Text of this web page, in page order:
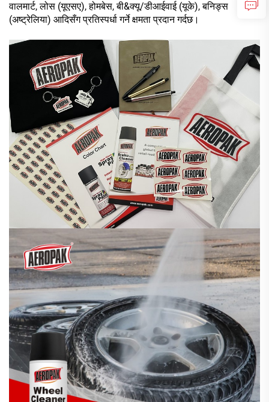
वालमार्ट, लोस (यूएसए), होमबेस, बी&क्यू/डीआईवाई (यूके), बनिङ्स
(अष्ट्रेलिया) आदिसँग प्रतिस्पर्धा गर्ने क्षमता प्रदान गर्दछ।